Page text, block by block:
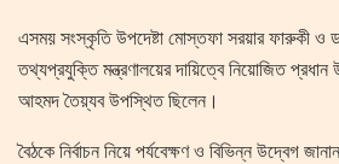
এসময় সংস্কৃতি উপদেষ্টা মোস্তফা সরয়ার ফারুকী ও
তথ্যপ্রযুক্তি মন্ত্রণালয়ের দায়িত্বে নিয়োজিত প্রধান
আহমদ তৈয়্যব উপস্থিত ছিলেন।
বৈঠকে নির্বাচন নিয়ে পর্যবেক্ষণ ও বিভিন্ন উদ্বেগ